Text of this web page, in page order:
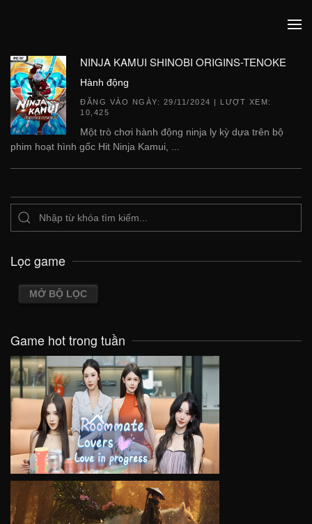
NINJA KAMUI SHINOBI ORIGINS-TENOKE
Hành động
ĐĂNG VÀO NGÀY: 29/11/2024 | LƯỢT XEM:
10,425
Một trò chơi hành động ninja ly kỳ dựa trên bộ
phim hoạt hình gốc Hit Ninja Kamui, ...
Lọc game
MỞ BỘ LỌC
Game hot trong tuần
VIEW